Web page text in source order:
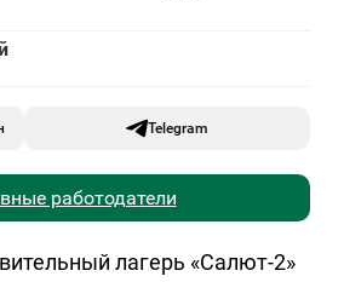
Telegram
работодатели
лагерь «Салют-2»